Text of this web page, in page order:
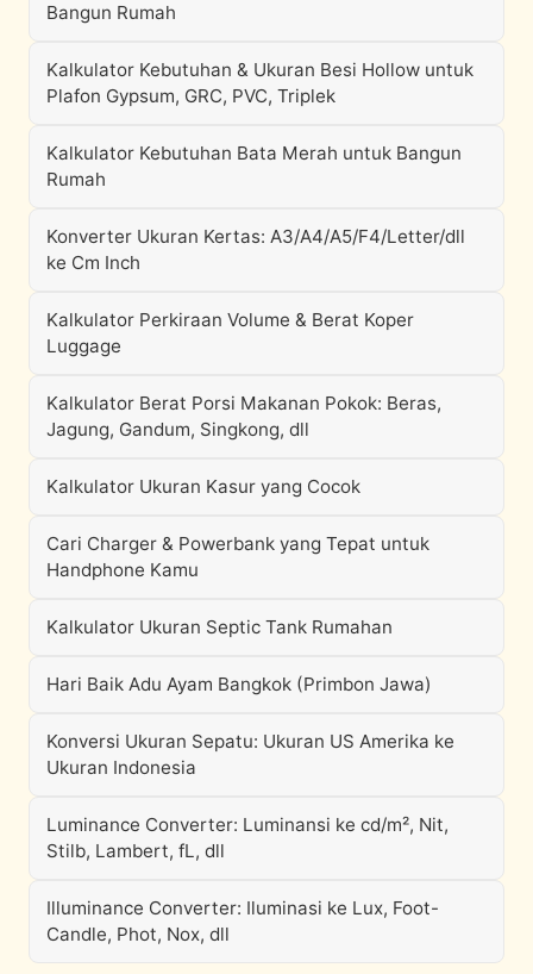
Bangun Rumah
Kalkulator Kebutuhan & Ukuran Besi Hollow untuk
Plafon Gypsum, GRC, PVC, Triplek
Kalkulator Kebutuhan Bata Merah untuk Bangun
Rumah
Konverter Ukuran Kertas: A3/A4/A5/F4/Letter/dll
ke Cm Inch
Kalkulator Perkiraan Volume & Berat Koper
Luggage
Kalkulator Berat Porsi Makanan Pokok: Beras,
Jagung, Gandum, Singkong, dll
Kalkulator Ukuran Kasur yang Cocok
Cari Charger & Powerbank yang Tepat untuk
Handphone Kamu
Kalkulator Ukuran Septic Tank Rumahan
Hari Baik Adu Ayam Bangkok (Primbon Jawa)
Konversi Ukuran Sepatu: Ukuran US Amerika ke
Ukuran Indonesia
Luminance Converter: Luminansi ke cd/m², Nit,
Stilb, Lambert, fL, dll
Illuminance Converter: Iluminasi ke Lux, Foot-
Candle, Phot, Nox, dll